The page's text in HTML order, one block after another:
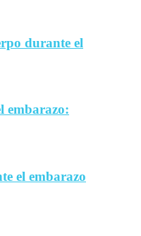
durante el
embarazo:
el embarazo